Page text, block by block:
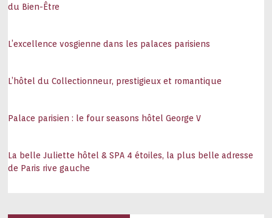
du Bien-Être
L’excellence vosgienne dans les palaces parisiens
L’hôtel du Collectionneur, prestigieux et romantique
Palace parisien : le four seasons hôtel George V
La belle Juliette hôtel & SPA 4 étoiles, la plus belle adresse
de Paris rive gauche